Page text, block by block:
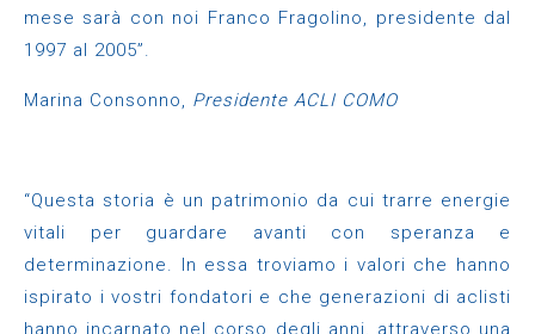
mese sarà con noi Franco Fragolino, presidente dal
1997 al 2005”.
Marina Consonno, Presidente ACLI COMO
“Questa storia è un patrimonio da cui trarre energie
vitali per guardare avanti con speranza e
determinazione. In essa troviamo i valori che hanno
ispirato i vostri fondatori e che generazioni di aclisti
hanno incarnato nel corso degli anni, attraverso una